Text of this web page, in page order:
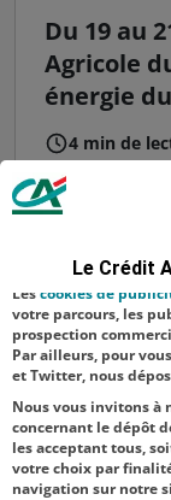
Du 19 au
Agricole
énergie
4 min de
De gauche
Bouchillou,
Crédit
chef de
... 53 54
Le Crédit
indispensables car
sécurité ; d’autres
satisfaction
Lescookies de
votre parcours, les
prospection
Par ailleurs, pour
et Twitter, nous
Nous vous invitons à
concernant le dépôt
les acceptant tous,
votre choix par
navigation sur notre